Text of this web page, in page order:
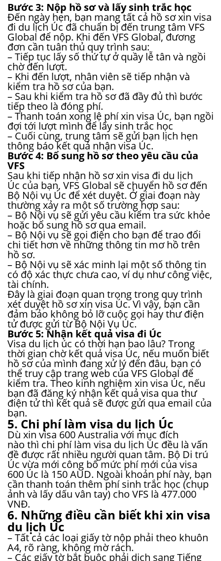
Bước 3: Nộp hồ sơ và lấy sinh trắc học
Đến ngày hẹn, bạn mang tất cả hồ sơ xin visa
đi du lịch Úc đã chuẩn bị đến trung tâm VFS
Global để nộp. Khi đến VFS Global, đương
đơn cần tuân thủ quy trình sau:
– Tiếp tục lấy số thứ tự ở quầy lễ tân và ngồi
chờ đến lượt.
– Khi đến lượt, nhân viên sẽ tiếp nhận và
kiểm tra hồ sơ của bạn.
– Sau khi kiểm tra hồ sơ đã đầy đủ thì bước
tiếp theo là đóng phí.
– Thanh toán xong lệ phí xin visa Úc, bạn ngồi
đợi tới lượt mình để lấy sinh trắc học
– Cuối cùng, trung tâm sẽ gửi bạn lịch hẹn
thông báo kết quả nhận visa Úc.
Bước 4: Bổ sung hồ sơ theo yêu cầu của
VFS
Sau khi tiếp nhận hồ sơ xin visa đi du lịch
Úc của bạn, VFS Global sẽ chuyển hồ sơ đến
Bộ Nội vụ Úc để xét duyệt. Ở giai đoạn này
thường xảy ra một số trường hợp sau:
– Bộ Nội vụ sẽ gửi yêu cầu kiểm tra sức khỏe
hoặc bổ sung hồ sơ qua email.
– Bộ Nội vụ sẽ gọi điện cho bạn để trao đổi
chi tiết hơn về những thông tin mơ hồ trên
hồ sơ.
– Bộ Nội vụ sẽ xác minh lại một số thông tin
có độ xác thực chưa cao, ví dụ như công việc,
tài chính.
Đây là giai đoạn quan trọng trong quy trình
xét duyệt hồ sơ xin visa Úc. Vì vậy, bạn cần
đảm bảo không bỏ lỡ cuộc gọi hay thư điện
tử được gửi từ Bộ Nội Vụ Úc.
Bước 5: Nhận kết quả visa đi Úc
Visa du lịch úc có thời hạn bao lâu? Trong
thời gian chờ kết quả visa Úc, nếu muốn biết
hồ sơ của mình đang xử lý đến đâu, bạn có
thể truy cập trang web của VFS Global để
kiểm tra. Theo kinh nghiệm xin visa Úc, nếu
bạn đã đăng ký nhận kết quả visa qua thư
điện tử thì kết quả sẽ được gửi qua email của
bạn.
5. Chi phí làm visa du lịch Úc
Dù xin visa 600 Australia với mục đích
nào thì chi phí làm visa du lịch Úc đều là vấn
đề được rất nhiều người quan tâm. Bộ Di trú
Úc vừa mới công bố mức phí mới của visa
600 Úc là 150 AUD. Ngoài khoản phí này, bạn
cần thanh toán thêm phí sinh trắc học (chụp
ảnh và lấy dấu vân tay) cho VFS là 477.000
VNĐ.
6. Những điều cần biết khi xin visa
du lịch Úc
– Tất cả các loại giấy tờ nộp phải theo khuôn
A4, rõ ràng, không mờ rách.
– Các giấy tờ bắt buộc phải dịch sang Tiếng